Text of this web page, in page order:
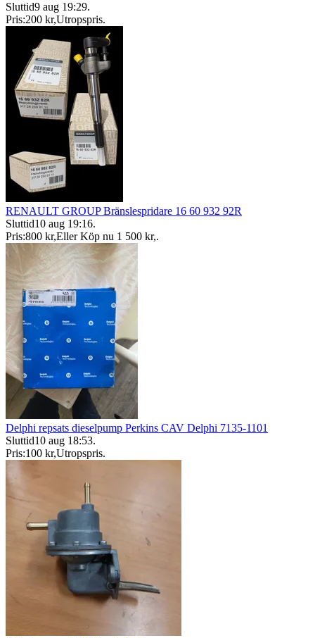
Sluttid9 aug 19:29.
Pris:200 kr,Utropspris.
RENAULT GROUP Bränslespridare 16 60 932 92R
Sluttid10 aug 19:16.
Pris:800 kr,Eller Köp nu 1 500 kr,.
Delphi repsats dieselpump Perkins CAV Delphi 7135-1101
Sluttid10 aug 18:53.
Pris:100 kr,Utropspris.